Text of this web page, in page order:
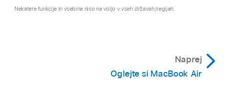
Nekatere funkcije in vsebina niso na voljo v vseh državah/regijah.
Naprej
Oglejte si MacBook Air